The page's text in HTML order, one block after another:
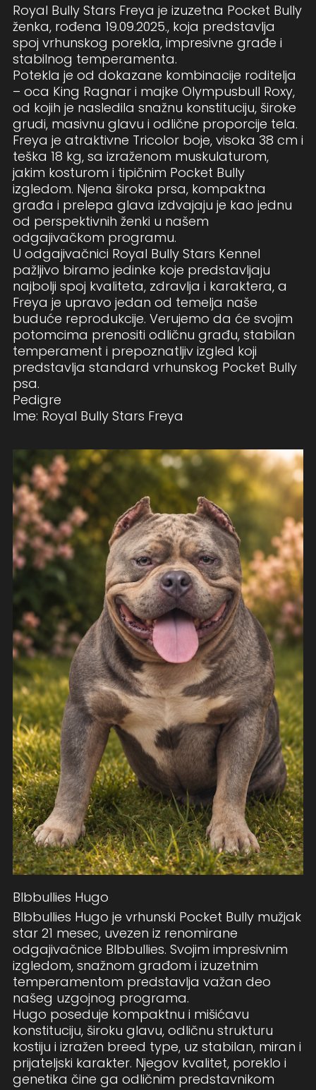
Royal Bully Stars Freya je izuzetna Pocket Bully
ženka, rođena 19.09.2025., koja predstavlja
spoj vrhunskog porekla, impresivne građe i
stabilnog temperamenta.
Potekla je od dokazane kombinacije roditelja
– oca King Ragnar i majke Olympusbull Roxy,
od kojih je nasledila snažnu konstituciju, široke
grudi, masivnu glavu i odlične proporcije tela.
Freya je atraktivne Tricolor boje, visoka 38 cm i
teška 18 kg, sa izraženom muskulaturom,
jakim kosturom i tipičnim Pocket Bully
izgledom. Njena široka prsa, kompaktna
građa i prelepa glava izdvajaju je kao jednu
od perspektivnih ženki u našem
odgajivačkom programu.
U odgajivačnici Royal Bully Stars Kennel
pažljivo biramo jedinke koje predstavljaju
najbolji spoj kvaliteta, zdravlja i karaktera, a
Freya je upravo jedan od temelja naše
buduće reprodukcije. Verujemo da će svojim
potomcima prenositi odličnu građu, stabilan
temperament i prepoznatljiv izgled koji
predstavlja standard vrhunskog Pocket Bully
psa.
Pedigre
Ime: Royal Bully Stars Freya
Blbbullies Hugo
Blbbullies Hugo je vrhunski Pocket Bully mužjak
star 21 mesec, uvezen iz renomirane
odgajivačnice Blbbullies. Svojim impresivnim
izgledom, snažnom građom i izuzetnim
temperamentom predstavlja važan deo
našeg uzgojnog programa.
Hugo poseduje kompaktnu i mišićavu
konstituciju, široku glavu, odličnu strukturu
kostiju i izražen breed type, uz stabilan, miran i
prijateljski karakter. Njegov kvalitet, poreklo i
genetika čine ga odličnim predstavnikom